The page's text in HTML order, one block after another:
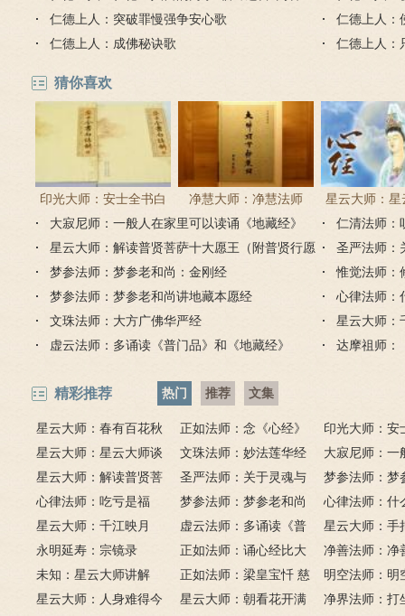
烦恼？
仁德上人：突破罪慢强争安心歌
仁德上人：
仁德上人：成佛秘诀歌
仁德上人：
猜你喜欢
印光大师：安士全书白
话解
净慧大师：净慧法师
《楞严经》浅译
星云大师：星
《心经
大寂尼师：一般人在家里可以读诵《地藏经》
吗？
仁清法师：
星云大师：解读普贤菩萨十大愿王（附普贤行愿
品全文）
圣严法师：
梦参法师：梦参老和尚：金刚经
惟觉法师：
梦参法师：梦参老和尚讲地藏本愿经
心律法师：
文珠法师：大方广佛华严经
星云大师：
虚云法师：多诵读《普门品》和《地藏经》
达摩祖师：
精彩推荐 热门 推荐 文集
星云大师：春有百花秋
有月，夏有凉风冬有雪；
若无闲事挂心头，便是人
间好时节。
正如法师：念《心经》
比《大悲咒》更好吗？
印光大师：安
话解
星云大师：星云大师谈
《心经》
文珠法师：妙法莲华经
大寂尼师：一
里可以读诵《
吗？
星云大师：解读普贤菩
萨十大愿王（附普贤行愿
品全文）
圣严法师：关于灵魂与
鬼的终极真相
梦参法师：梦
尚：金刚经
心律法师：吃亏是福
梦参法师：梦参老和尚
讲地藏本愿经
心律法师：什
有缘？
星云大师：千江映月
虚云法师：多诵读《普
门品》和《地藏经》
星云大师：手
满田，低头便
六根清净方为
来是向前。
永明延寿：宗镜录
正如法师：诵心经比大
悲咒功德大吗
净善法师：净
看风水与算命
运？
未知：星云大师讲解
正如法师：梁皇宝忏 慈
悲道场
明空法师：明
《心经》中的
星云大师：人身难得今
星云大师：朝看花开满
净界法师：打